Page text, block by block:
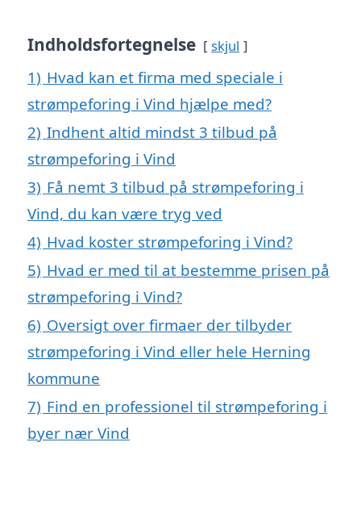
Indholdsfortegnelse skjul
1) Hvad kan et firma med speciale i
strømpeforing i Vind hjælpe med?
2) Indhent altid mindst 3 tilbud på
strømpeforing i Vind
3) Få nemt 3 tilbud på strømpeforing i
Vind, du kan være tryg ved
4) Hvad koster strømpeforing i Vind?
5) Hvad er med til at bestemme prisen på
strømpeforing i Vind?
6) Oversigt over firmaer der tilbyder
strømpeforing i Vind eller hele Herning
kommune
7) Find en professionel til strømpeforing i
byer nær Vind